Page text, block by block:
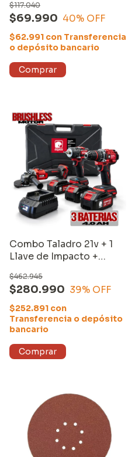
12V (13201S) con
MALETÍN y 2 BATERÍAS
LITIO de 1300mAh
$69.990
$117.040
40% OFF
$62.991 con Transferencia
o depósito bancario
Combo Taladro 21v + 1
Llave de Impacto +
Cargador
$280.990
$462.945
39% OFF
$252.891 con
Transferencia o depósito
bancario